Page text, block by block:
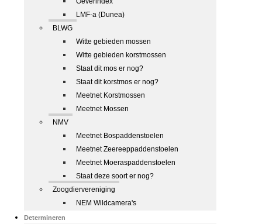
LMF-a (Dunea)
BLWG
Witte gebieden mossen
Witte gebieden korstmossen
Staat dit mos er nog?
Staat dit korstmos er nog?
Meetnet Korstmossen
Meetnet Mossen
NMV
Meetnet Bospaddenstoelen
Meetnet Zeereeppaddenstoelen
Meetnet Moeraspaddenstoelen
Staat deze soort er nog?
Zoogdiervereniging
NEM Wildcamera's
Determineren